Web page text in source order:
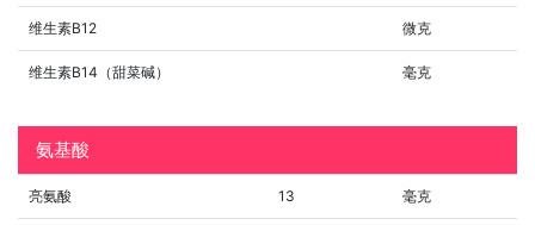
维生素B12 微克
维生素B14（甜菜碱） 毫克
氨基酸
亮氨酸 13 毫克